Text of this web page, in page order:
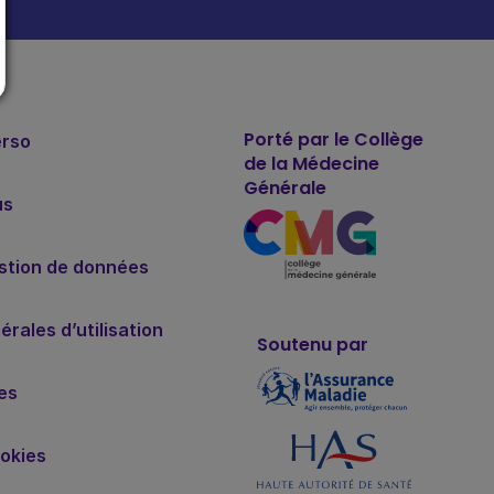
de données
d’utilisation
Porté par le Collège
de la Médecine
Générale
Soutenu par